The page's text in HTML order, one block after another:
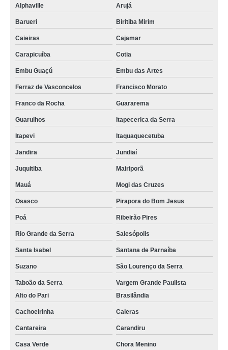
Alphaville
Arujá
Barueri Biritiba Mirim
Caieiras Cajamar
Carapicuíba Cotia
Embu Guaçú Embu das Artes
Ferraz de Vasconcelos Francisco Morato
Franco da Rocha Guararema
Guarulhos Itapecerica da Serra
Itapevi Itaquaquecetuba
Jandira Jundiaí
Juquitiba Mairiporã
Mauá Mogi das Cruzes
Osasco Pirapora do Bom Jesus
Poá Ribeirão Pires
Rio Grande da Serra Salesópolis
Santa Isabel Santana de Parnaíba
Suzano São Lourenço da Serra
Taboão da Serra
Vargem Grande Paulista
Alto do Pari
Brasilândia
Cachoeirinha Caieras
Cantareira Carandiru
Casa Verde Chora Menino